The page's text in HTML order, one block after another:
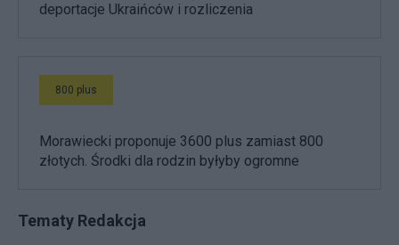
deportacje Ukraińców i rozliczenia
800 plus
Morawiecki proponuje 3600 plus zamiast 800
złotych. Środki dla rodzin byłyby ogromne
Tematy Redakcja